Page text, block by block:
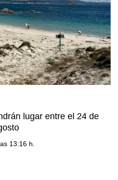
lugar entre el 24 de
13:16 h.